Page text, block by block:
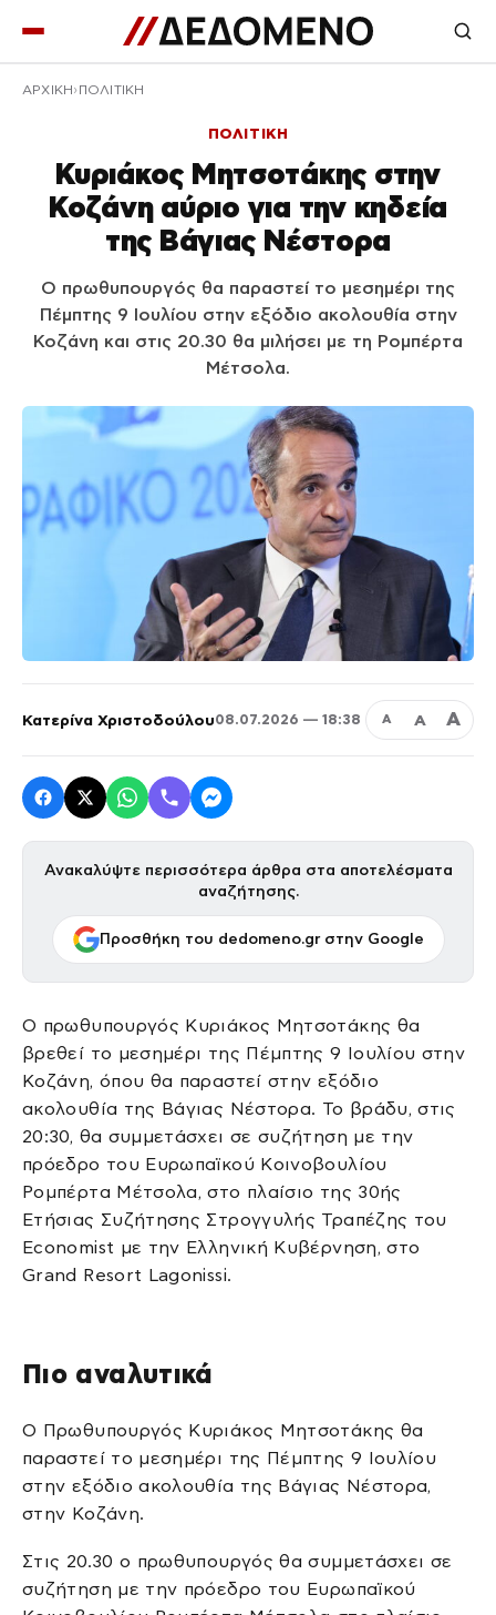
ΑΡΧΙΚΉ ΠΟΛΙΤΙΚΗ
ΠΟΛΙΤΙΚΗ
Κυριάκος Μητσοτάκης στην
Κοζάνη αύριο για την κηδεία
της Βάγιας Νέστορα
Ο πρωθυπουργός θα παραστεί το μεσημέρι της
Πέμπτης 9 Ιουλίου στην εξόδιο ακολουθία στην
Κοζάνη και στις 20.30 θα μιλήσει με τη Ρομπέρτα
Μέτσολα.
Κατερίνα Χριστοδούλου08.07.2026 — 18:38 Α Α Α
Ανακαλύψτε περισσότερα άρθρα στα αποτελέσματα
αναζήτησης.
Προσθήκη του dedomeno.gr στην Google
Ο πρωθυπουργός Κυριάκος Μητσοτάκης θα
βρεθεί το μεσημέρι της Πέμπτης 9 Ιουλίου στην
Κοζάνη, όπου θα παραστεί στην εξόδιο
ακολουθία της Βάγιας Νέστορα. Το βράδυ, στις
20:30, θα συμμετάσχει σε συζήτηση με την
πρόεδρο του Ευρωπαϊκού Κοινοβουλίου
Ρομπέρτα Μέτσολα, στο πλαίσιο της 30ής
Ετήσιας Συζήτησης Στρογγυλής Τραπέζης του
Economist με την Ελληνική Κυβέρνηση, στο
Grand Resort Lagonissi.
Πιο αναλυτικά
Ο Πρωθυπουργός Κυριάκος Μητσοτάκης θα
παραστεί το μεσημέρι της Πέμπτης 9 Ιουλίου
στην εξόδιο ακολουθία της Βάγιας Νέστορα,
στην Κοζάνη.
Στις 20.30 ο πρωθυπουργός θα συμμετάσχει σε
συζήτηση με την πρόεδρο του Ευρωπαϊκού